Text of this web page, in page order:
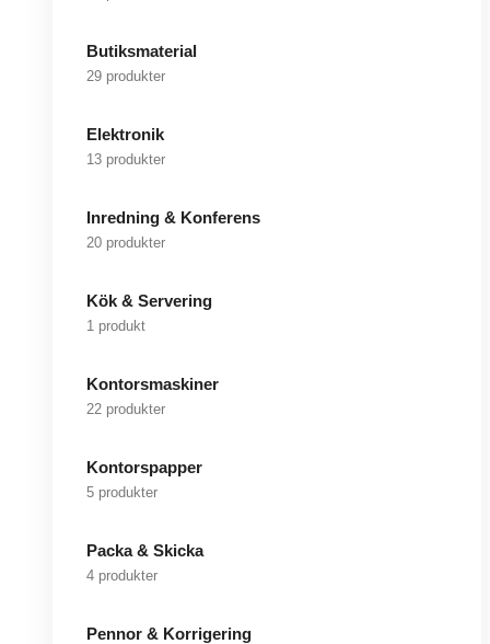
Butiksmaterial
29 produkter
Elektronik
13 produkter
Inredning & Konferens
20 produkter
Kök & Servering
1 produkt
Kontorsmaskiner
22 produkter
Kontorspapper
5 produkter
Packa & Skicka
4 produkter
Pennor & Korrigering